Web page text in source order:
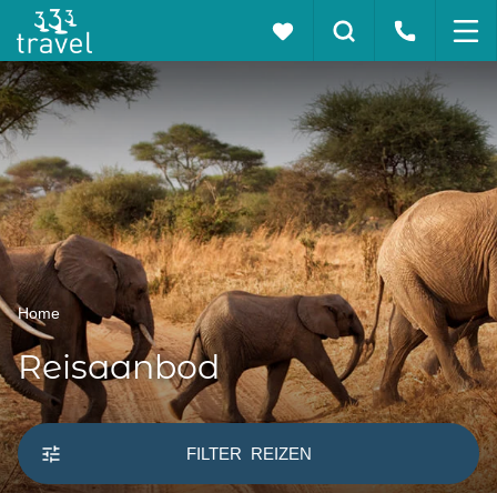
Home
Reisaanbod
FILTER REIZEN